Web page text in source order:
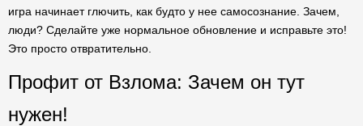
игра начинает глючить, как будто у нее самосознание. Зачем,
люди? Сделайте уже нормальное обновление и исправьте это!
Это просто отвратительно.
Профит от Взлома: Зачем он тут
нужен!